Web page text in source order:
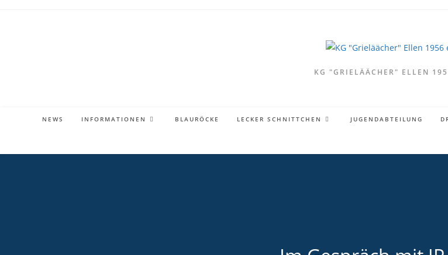
KG "GRIELÄÄCHER" ELLEN
NEWS INFORMATIONEN BLAURÖCKE LECKER SCHNITTCHEN JUGENDABTEILUNG